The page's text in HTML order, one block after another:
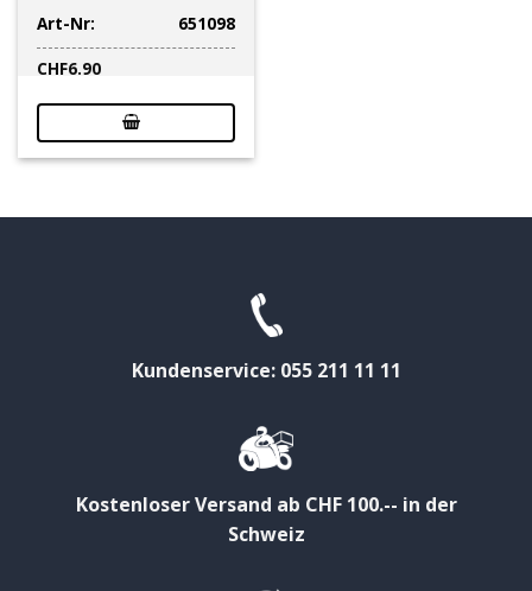
Art-Nr:
651098
CHF6.90
Kundenservice: 055 211 11 11
Kostenloser Versand ab CHF 100.-- in der
Schweiz